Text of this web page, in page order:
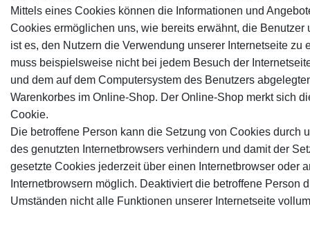
Mittels eines Cookies können die Informationen und
Cookies ermöglichen uns, wie bereits erwähnt, die
ist es, den Nutzern die Verwendung unserer Internetseite
muss beispielsweise nicht bei jedem Besuch der
und dem auf dem Computersystem des Benutzers
Warenkorbes im Online-Shop. Der Online-Shop merkt sich
Cookie.
Die betroffene Person kann die Setzung von Cookies
des genutzten Internetbrowsers verhindern und damit der
gesetzte Cookies jederzeit über einen Internetbrowser oder
Internetbrowsern möglich. Deaktiviert die betroffene
Umständen nicht alle Funktionen unserer Internetseite